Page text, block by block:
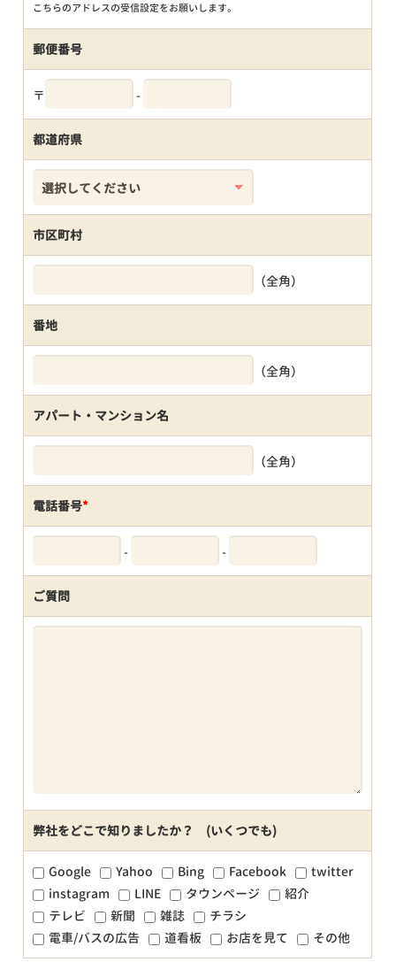
こちらのアドレスの受信設定をお願いします。
郵便番号
〒 -
都道府県
市区町村
（全角）
番地
（全角）
アパート・マンション名
（全角）
電話番号*
- -
ご質問
弊社をどこで知りましたか？ (いくつでも)
Google Yahoo Bing Facebook
twitter
instagram
LINE タウンページ
紹介
テレビ
新聞 雑誌
チラシ
電車/バスの広告
道看板 お店を見て その他